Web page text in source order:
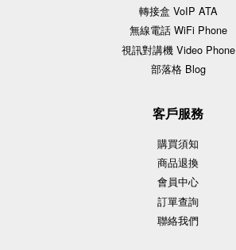
轉接盒 VoIP ATA
無線電話 WiFi Phone
視訊對講機 Video Phone
部落格 Blog
客戶服務
購買須知
商品退換
會員中心
訂單查詢
聯絡我們